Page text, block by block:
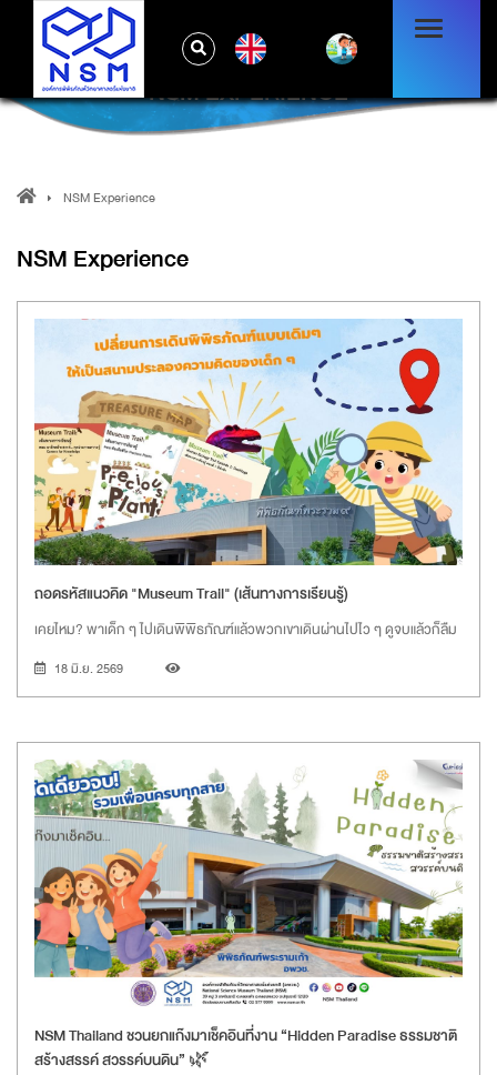
NSM EXPERIENCE
NSM Experience
NSM Experience
ถอดรหัสแนวคิด "Museum Trail" (เส้นทางการเรียนรู้)
เคยไหม? พาเด็ก ๆ ไปเดินพิพิธภัณฑ์แล้วพวกเขาเดินผ่านไปไว ๆ ดูจบแล้วก็ลืม
18 มิ.ย. 2569
NSM Thailand ชวนยกแก๊งมาเช็คอินที่งาน “Hidden Paradise ธรรมชาติ
สร้างสรรค์ สวรรค์บนดิน” 🌿